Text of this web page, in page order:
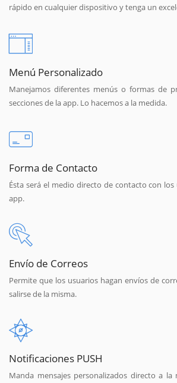
rápido en cualquier dispositivo y tenga un
Menú Personalizado
Manejamos diferentes menús o formas de
secciones de la app. Lo hacemos a la medida.
Forma de Contacto
Ésta será el medio directo de contacto con
app.
Envío de Correos
Permite que los usuarios hagan envíos de
salirse de la misma.
Notificaciones PUSH
Manda mensajes personalizados directo a